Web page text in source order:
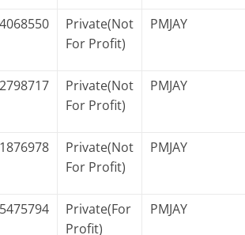
Private(Not
For Profit)
PMJAY
Private(Not
For Profit)
PMJAY
Private(Not
For Profit)
PMJAY
Private(For
Profit)
PMJAY